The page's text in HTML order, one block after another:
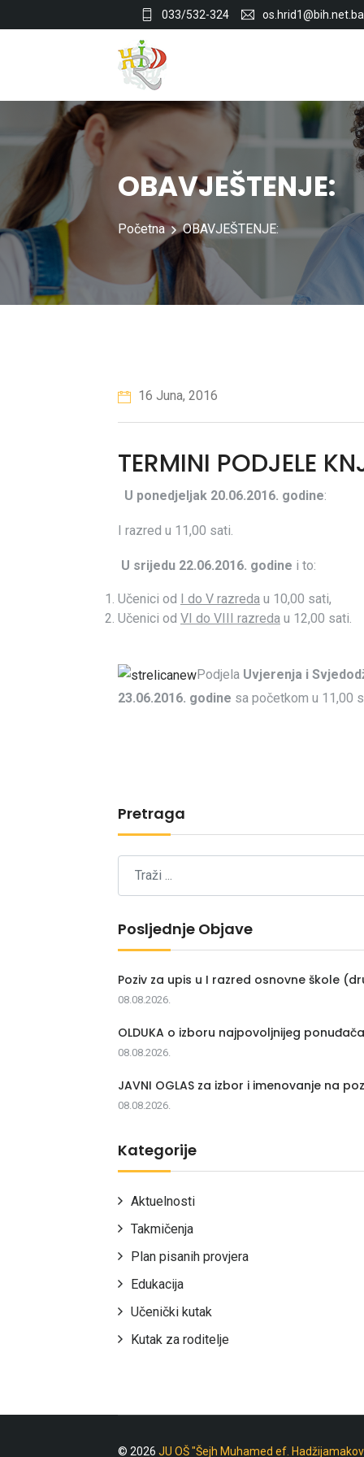
033/532-324 os.hrid1@bih.net.ba
OBAVJEŠTENJE:
Početna OBAVJEŠTENJE:
16 Juna, 2016
TERMINI PODJELE
U ponedjeljak 20.06.2016. godine:
I razred u 11,00 sati.
U srijedu 22.06.2016. godine i to:
Učenici od I do V razreda u 10,00 sati,
Učenici od VI do VIII razreda u 12,00 sati.
Podjela Uvjerenja i
23.06.2016. godine sa početkom u 11,00
Pretraga
Posljednje Objave
Poziv za upis u I razred osnovne škole
08.08.2026.
OLDUKA o izboru najpovoljnijeg
08.08.2026.
JAVNI OGLAS za izbor i imenovanje na
08.08.2026.
Kategorije
Aktuelnosti
Takmičenja
Plan pisanih provjera
Edukacija
Učenički kutak
Kutak za roditelje
© 2026 JU OŠ "Šejh Muhamed ef.